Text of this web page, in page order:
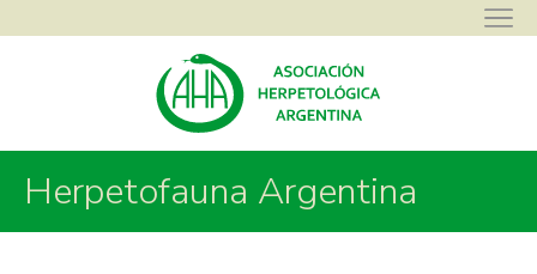
Asociación Herpetológica Argentina Herpetofauna Argentina
Serpientes >Dipsadidae > Psomophis
Herpetofauna Argentina